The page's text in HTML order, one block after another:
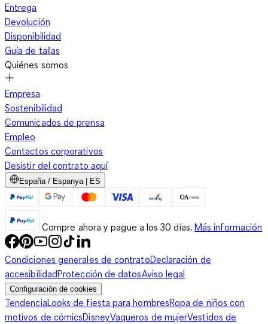
Entrega
Devolución
Disponibilidad
Guía de tallas
Quiénes somos
Empresa
Sostenibilidad
Comunicados de prensa
Empleo
Contactos corporativos
Desistir del contrato aquí
España / Espanya | ES
Compre ahora y pague a los 30 días. Más información
Condiciones generales de contratoDeclaración de
accesibilidadProtección de datosAviso legal
Configuración de cookies
TendenciaLooks de fiesta para hombresRopa de niños con
motivos de cómicsDisneyVaqueros de mujerVestidos de